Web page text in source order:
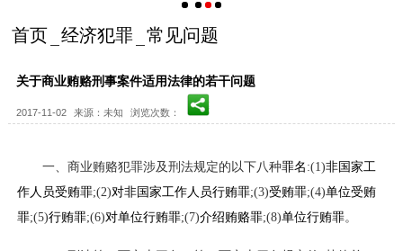
首页 经济犯罪 常见问题
关于商业贿赂刑事案件适用法律的若干问题
2017-11-02 来源：未知 浏览次数：
一、商业贿赂犯罪涉及刑法规定的以下八种罪名 :(1)非国家工
作人员受贿罪;(2)对非国家工作人员行贿罪;(3)受贿罪;(4)单位受贿
罪;(5)行贿罪;(6)对单位行贿罪;(7)介绍贿赂罪;(8)单位行贿罪。